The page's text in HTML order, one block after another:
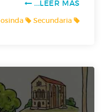
LEER MÁS...
Secundaria